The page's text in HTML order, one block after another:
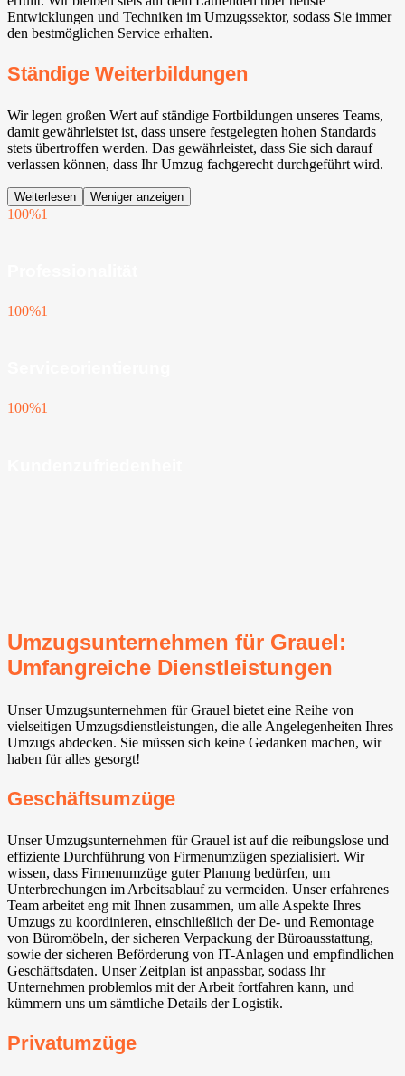
Entwicklungen und Techniken im Umzugssektor, sodass Sie immer
den bestmöglichen Service erhalten.
Ständige Weiterbildungen
Wir legen großen Wert auf ständige Fortbildungen unseres Teams,
damit gewährleistet ist, dass unsere festgelegten hohen Standards
stets übertroffen werden. Das gewährleistet, dass Sie sich darauf
verlassen können, dass Ihr Umzug fachgerecht durchgeführt wird.
Weiterlesen Weniger anzeigen
100%1
100%1
100%1
Umzugsunternehmen für Grauel:
Umfangreiche Dienstleistungen
Unser Umzugsunternehmen für Grauel bietet eine Reihe von
vielseitigen Umzugsdienstleistungen, die alle Angelegenheiten Ihres
Umzugs abdecken. Sie müssen sich keine Gedanken machen, wir
haben für alles gesorgt!
Geschäftsumzüge
Unser Umzugsunternehmen für Grauel ist auf die reibungslose und
effiziente Durchführung von Firmenumzügen spezialisiert. Wir
wissen, dass Firmenumzüge guter Planung bedürfen, um
Unterbrechungen im Arbeitsablauf zu vermeiden. Unser erfahrenes
Team arbeitet eng mit Ihnen zusammen, um alle Aspekte Ihres
Umzugs zu koordinieren, einschließlich der De- und Remontage
von Büromöbeln, der sicheren Verpackung der Büroausstattung,
sowie der sicheren Beförderung von IT-Anlagen und empfindlichen
Geschäftsdaten. Unser Zeitplan ist anpassbar, sodass Ihr
Unternehmen problemlos mit der Arbeit fortfahren kann, und
kümmern uns um sämtliche Details der Logistik.
Privatumzüge